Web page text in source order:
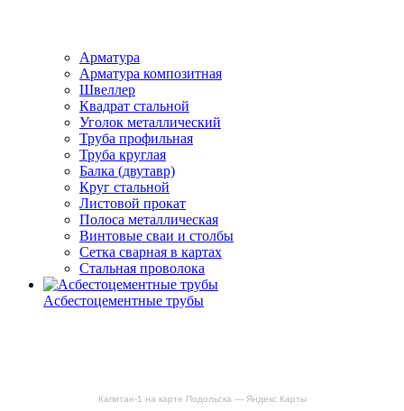
Капитан-1 на карте Подольска — Яндекс Карты
Арматура
Арматура композитная
Швеллер
Квадрат стальной
Уголок металлический
Труба профильная
Труба круглая
Балка (двутавр)
Круг стальной
Листовой прокат
Полоса металлическая
Винтовые сваи и столбы
Сетка сварная в картах
Стальная проволока
Асбестоцементные трубы